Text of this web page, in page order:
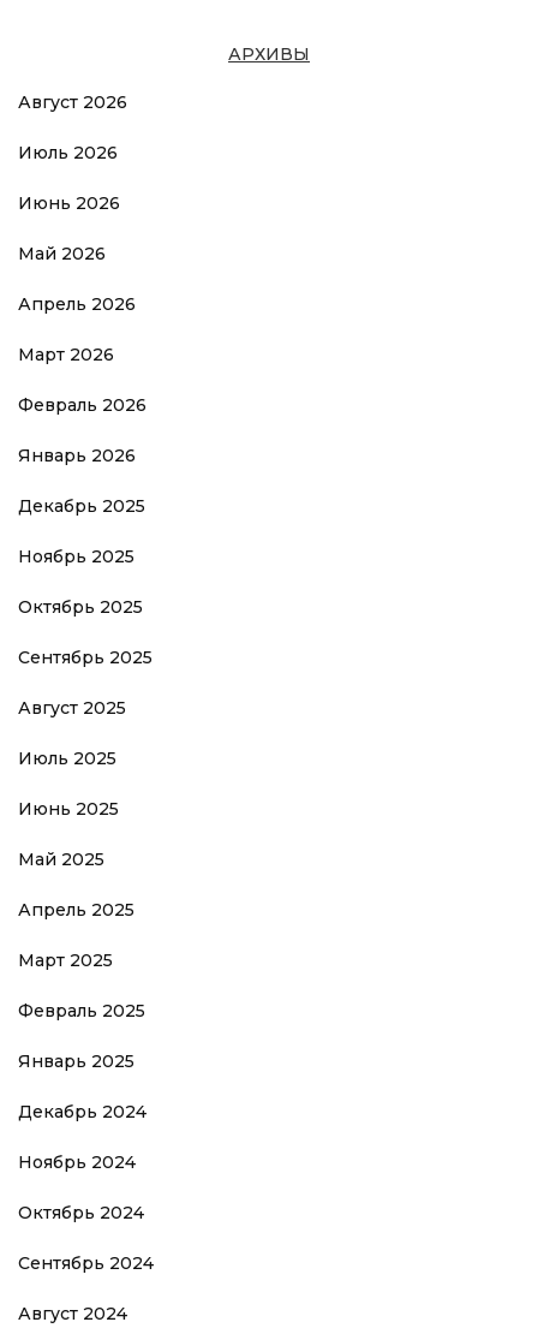
АРХИВЫ
Август 2026
Июль 2026
Июнь 2026
Май 2026
Апрель 2026
Март 2026
Февраль 2026
Январь 2026
Декабрь 2025
Ноябрь 2025
Октябрь 2025
Сентябрь 2025
Август 2025
Июль 2025
Июнь 2025
Май 2025
Апрель 2025
Март 2025
Февраль 2025
Январь 2025
Декабрь 2024
Ноябрь 2024
Октябрь 2024
Сентябрь 2024
Август 2024